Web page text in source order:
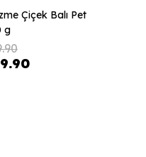
Çiçek Balı Pet
g